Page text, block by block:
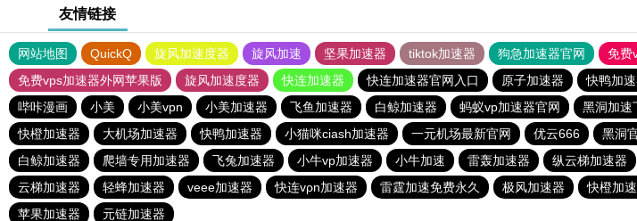
友情链接
网站地图 QuickQ 旋风加速度器 旋风加速 坚果加速器 tiktok加速器 狗急加速器官网 免费
免费vps加速器外网苹果版
旋风加速度器 快连加速器 快连加速器官网入口 原子加速器 快鸭加
哔咔漫画
小美 小美vpn 小美加速器 飞鱼加速器 白鲸加速器 蚂蚁vp加速器官网 黑洞加速
快橙加速器
大机场加速器 快鸭加速器 小猫咪ciash加速器 一元机场最新官网 优云666 黑洞
白鲸加速器
爬墙专用加速器 飞兔加速器 小牛vp加速器 小牛加速 雷轰加速器 纵云梯加速器
云梯加速器
轻蜂加速器 veee加速器 快连vρn加速器 雷霆加速免费永久 极风加速器 快橙加
苹果加速器
元链加速器